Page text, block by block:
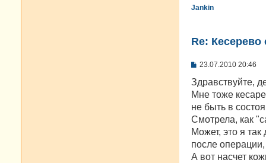
Jankin
Re:
С
о
б
щ
е
и
е
23.07.2010 20:46
Здравствуйте,
Мне тоже
не быть в
Смотрела, как
Может, это я
после
А вот насчет